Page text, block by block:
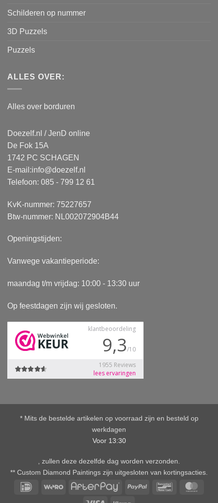
Schilderen op nummer
3D Puzzels
Puzzels
ALLES OVER:
Alles over borduren
Doezelf.nl / JenD online
De Fok 15A
1742 PC SCHAGEN
E-mail:info@doezelf.nl
Telefoon: 085 - 799 12 61
KvK-nummer: 75227657
Btw-nummer: NL002072904B44
Openingstijden:
Vanwege vakantieperiode:
maandag t/m vrijdag: 10:00 - 13:30 uur
Op feestdagen zijn wij gesloten.
* Mits de bestelde artikelen op voorraad zijn en besteld op
werkdagen
Voor 13:30
, zullen deze dezelfde dag worden verzonden.
** Custom Diamond Paintings zijn uitgesloten van kortingsacties.
IDeal
Wero AfterPayPayPal Bancontact